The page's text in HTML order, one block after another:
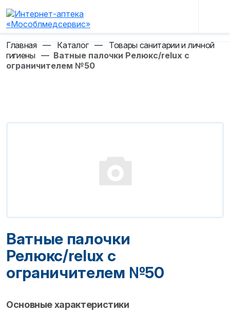
Главная — Каталог — Товары санитарии и личной
гигиены — Ватные палочки Релюкс/relux с
ограничителем №50
Ватные палочки
Релюкс/relux с
ограничителем №50
Основные характеристики